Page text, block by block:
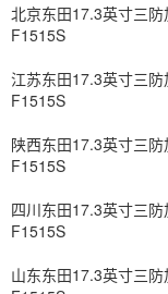
北京东田17.3英寸三
F1515S
江苏东田17.3英寸三
F1515S
陕西东田17.3英寸三
F1515S
四川东田17.3英寸三
F1515S
山东东田17.3英寸三